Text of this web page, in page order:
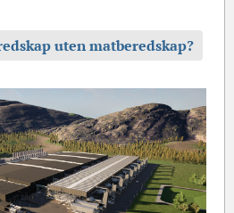
uten matberedskap?